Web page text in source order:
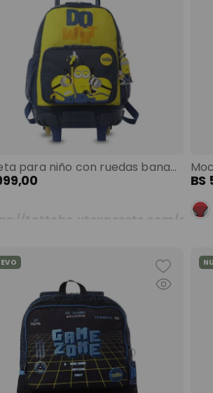
Maleta para niño con ruedas banana minions mediano azul color: azul talla: m
,00 BS